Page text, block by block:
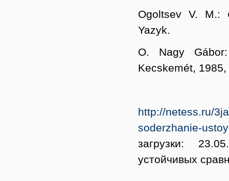
Ogoltsev V. M.:
Yazyk.
O. Nagy
Kecskemét,
http://netess.ru/
soderzhanie-
загрузки:
устойчивых